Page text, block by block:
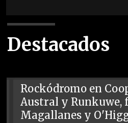
Destacados
Rockódromo en
Austral y Runkuwe,
Magallanes y